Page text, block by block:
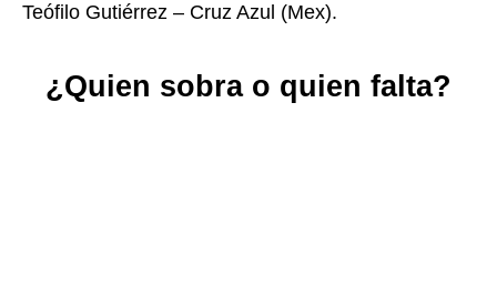
Teófilo Gutiérrez – Cruz Azul (Mex).
¿Quien sobra o quien falta?